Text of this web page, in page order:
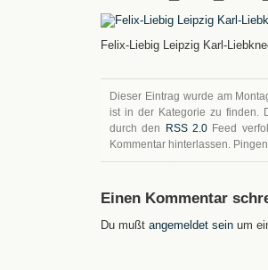
Felix-Liebig Leipzig Karl-
Dieser Eintrag wurde am
ist in der Kategorie zu finden.
durch den
RSS 2.0 Feed
Kommentar hinterlassen.
Einen Kommentar
Du mußt angemeldet sein um